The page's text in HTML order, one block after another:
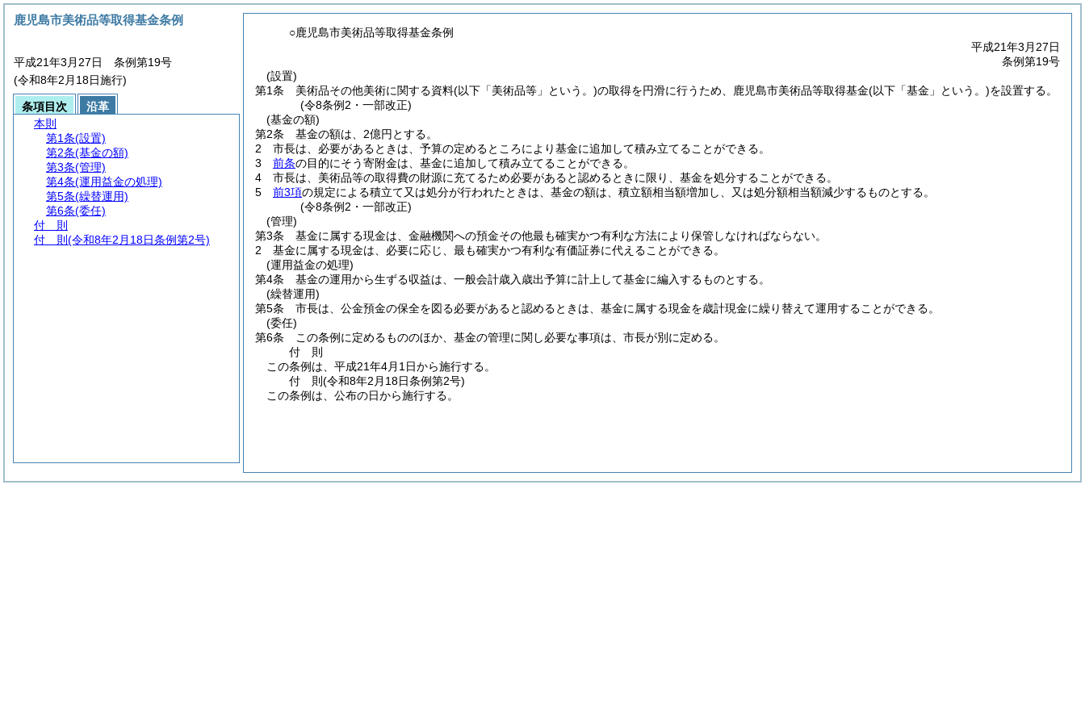
○鹿児島市美術品等取得基金条例
平成21年3月27日
条例第19号
(設置)
第1条
美術品その他美術に関する資料(以下「美術品等」という。)の取得を円滑に行うため、鹿児島市美術品等取得基金(以下「基金」という。)を設置する。
(令8条例2・一部改正)
(基金の額)
第2条
基金の額は、2億円とする。
2
市長は、必要があるときは、予算の定めるところにより基金に追加して積み立てることができる。
3
前条の目的にそう寄附金は、基金に追加して積み立てることができる。
4
市長は、美術品等の取得費の財源に充てるため必要があると認めるときに限り、基金を処分することができる。
5
前3項の規定による積立て又は処分が行われたときは、基金の額は、積立額相当額増加し、又は処分額相当額減少するものとする。
(令8条例2・一部改正)
(管理)
第3条
基金に属する現金は、金融機関への預金その他最も確実かつ有利な方法により保管しなければならない。
2
基金に属する現金は、必要に応じ、最も確実かつ有利な有価証券に代えることができる。
(運用益金の処理)
第4条
基金の運用から生ずる収益は、一般会計歳入歳出予算に計上して基金に編入するものとする。
(繰替運用)
第5条
市長は、公金預金の保全を図る必要があると認めるときは、基金に属する現金を歳計現金に繰り替えて運用することができる。
(委任)
第6条
この条例に定めるもののほか、基金の管理に関し必要な事項は、市長が別に定める。
付 則
この条例は、平成21年4月1日から施行する。
付 則(令和8年2月18日条例第2号)
この条例は、公布の日から施行する。
鹿児島市美術品等取得基金条例
平成21年3月27日 条例第19号
(令和8年2月18日施行)
条項目次
沿革
本則
第1条(設置)
第2条(基金の額)
第3条(管理)
第4条(運用益金の処理)
第5条(繰替運用)
第6条(委任)
付 則
付 則 (令和8年2月18日条例第2号)